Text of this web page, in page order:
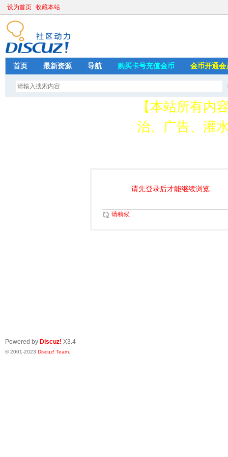
设为首页 收藏本站
首页 最新资源 导航 购买卡号充值金币 金币开通会
【本站所有内
治、广告、灌
请先登录后才能继续浏览
请稍候...
Powered by Discuz! X3.4
© 2001-2023 Discuz! Team.